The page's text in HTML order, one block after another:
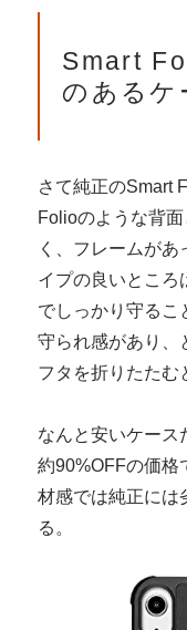
Smart
のあるケ
さて純正のSmart
Folioのような背
く、フレームが
イプの良いところ
でしっかり守るこ
守られ感があり、
フタを折りたたむ
なんと安いケース
約90%OFFの価格
材感では純正には
る。